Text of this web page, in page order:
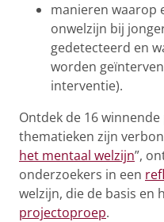
manieren waarop
onwelzijn bij
gedetecteerd en
worden
interventie).
Ontdek de 16
thematieken zijn
het mentaal welzijn”,
onderzoekers in een
welzijn, die de basis en
projectoproep.